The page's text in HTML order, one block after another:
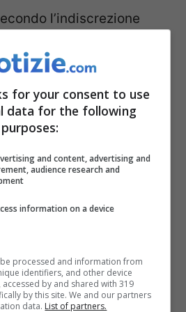
l’indiscrezione
ha in
un altro
ucraino. Pare infatti
neo ambasciatore
la Santa Sede, Andrii
da alcuni rifugiati
anni ed è l’ex Capo
for your consent to use
data for the following
purposes:
and content, advertising and
audience research and
information on a device
processed and information from
identifiers, and other device
by and shared with 319
by this site. We and our partners
data. List of partners.